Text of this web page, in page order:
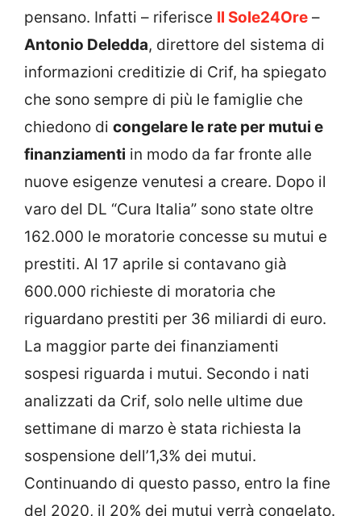
pensano. Infatti – riferisce Il Sole24Ore –
Antonio Deledda, direttore del sistema di
informazioni creditizie di Crif, ha spiegato
che sono sempre di più le famiglie che
chiedono di congelare le rate per mutui e
finanziamenti in modo da far fronte alle
nuove esigenze venutesi a creare. Dopo il
varo del DL “Cura Italia” sono state oltre
162.000 le moratorie concesse su mutui e
prestiti. Al 17 aprile si contavano già
600.000 richieste di moratoria che
riguardano prestiti per 36 miliardi di euro.
La maggior parte dei finanziamenti
sospesi riguarda i mutui. Secondo i nati
analizzati da Crif, solo nelle ultime due
settimane di marzo è stata richiesta la
sospensione dell’1,3% dei mutui.
Continuando di questo passo, entro la fine
del 2020, il 20% dei mutui verrà congelato.